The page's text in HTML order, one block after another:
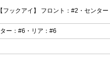
フックアイ】 フロント：#2・センタ
ー：#6・リア：#6